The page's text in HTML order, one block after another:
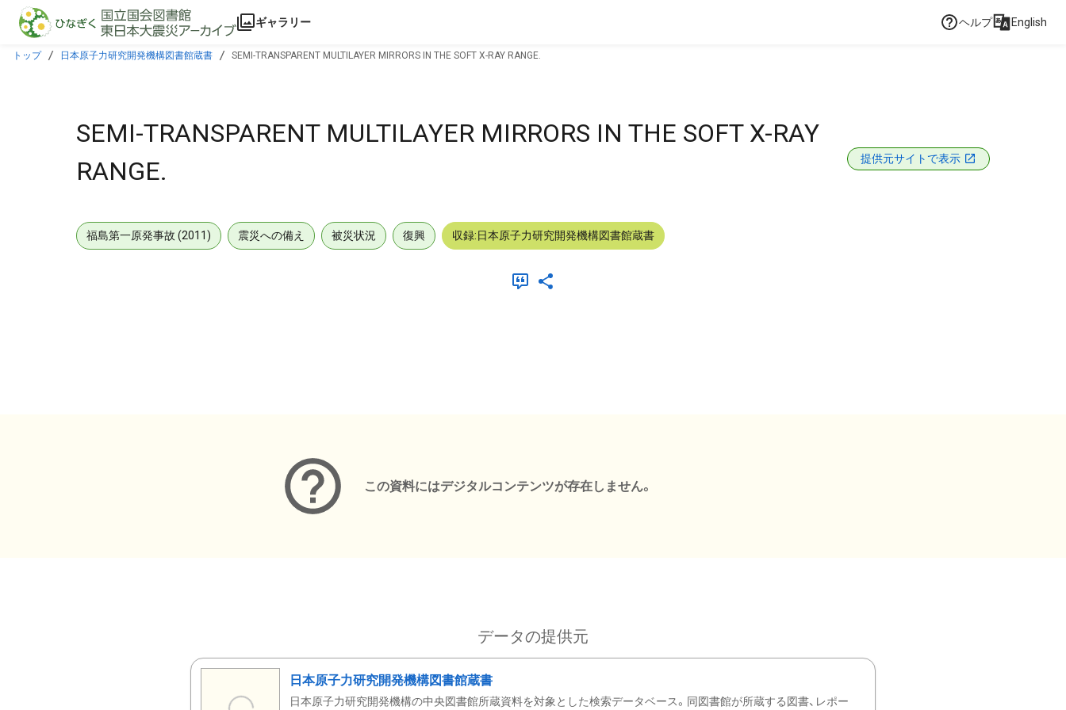
本文に飛ぶ
ギャラリー ヘルプ English
トップ 日本原子力研究開発機構図書館蔵書 SEMI-TRANSPARENT MULTILAYER MIRRORS IN THE SOFT X-RAY RANGE.
SEMI-TRANSPARENT MULTILAYER MIRRORS IN THE SOFT X-RAY
RANGE.
提供元サイトで表示
福島第一原発事故 (2011) 震災への備え 被災状況 復興 収録:日本原子力研究開発機構図書館蔵書
この資料にはデジタルコンテンツが存在しません。
データの提供元
日本原子力研究開発機構図書館蔵書
日本原子力研究開発機構の中央図書館所蔵資料を対象とした検索データベース。同図書館が所蔵する図書、レポー